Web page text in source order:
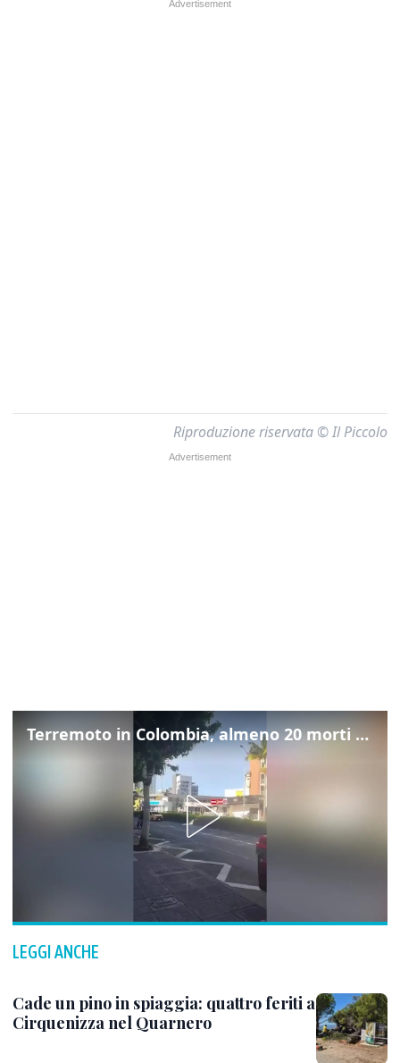
Riproduzione riservata © Il Piccolo
Terremoto in Colombia, almeno 20 morti tra Manizales e Pereira
LEGGI ANCHE
Cade un pino in spiaggia: quattro feriti a
Cirquenizza nel Quarnero